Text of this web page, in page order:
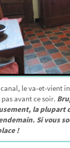
le va-et-vient
avant ce soir.
la plupart
Si vous
!